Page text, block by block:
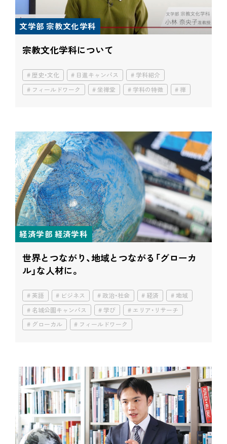
文学部 宗教文化学科
宗教文化学科について
歴史・文化 日進キャンパス
学科紹介
フィールドワーク
坐禅堂 学科の特徴 禅
経済学部 経済学科
世界とつながり、地域とつながる 「グローカ
ル」な人材に。
英語 ビジネス 政治・社会 経済
地域
名城公園キャンパス
学び
エリア・リサーチ
グローカル
フィールドワーク